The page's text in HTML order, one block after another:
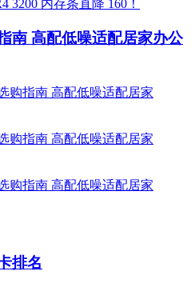
南 高配低噪适配居家办公
排名